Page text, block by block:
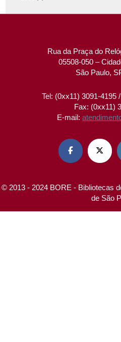
Rua da Praça do
05508-050 –
São Paulo,
Tel: (0xx11) 3091-4195
Fax: (0xx11)
E-mail:
 
© 2013 - 2024 BORE - Bibliotecas
de São